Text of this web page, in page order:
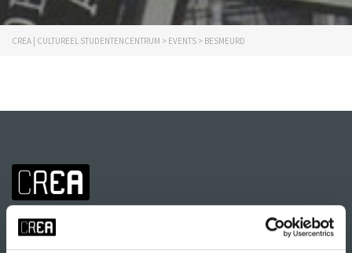
CREA | CULTUREEL STUDENTENCENTRUM > EVENTS > BESMEURD